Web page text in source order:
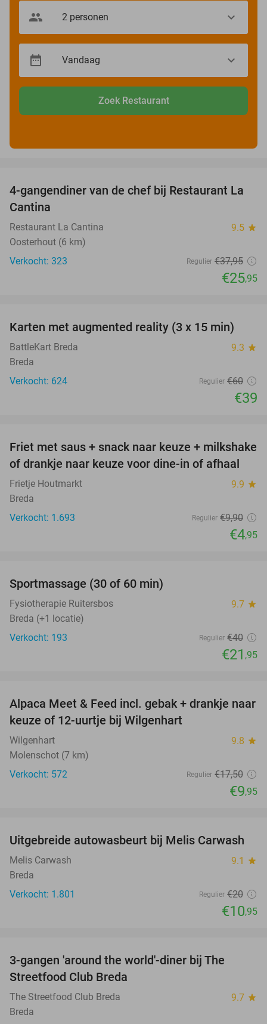
Zoek Restaurant
32%
4-gangendiner van de chef bij Restaurant La
Cantina
Restaurant La Cantina 9.5 star
Oosterhout (6 km)
Verkocht: 323
Regulier €37,95
€25,95
35%
Karten met augmented reality (3 x 15 min)
BattleKart Breda 9.3 star
Breda
Verkocht: 624
Regulier €60
€39
50%
Friet met saus + snack naar keuze + milkshake
of drankje naar keuze voor dine-in of afhaal
Frietje Houtmarkt 9.9 star
Breda
Verkocht: 1.693
Regulier €9,90
€4,95
Sportmassage (30 of 60 min)
Fysiotherapie Ruitersbos 9.7 star
Breda (+1 locatie)
Verkocht: 193
Regulier €40
€21 ,95
43%
Alpaca Meet & Feed incl. gebak + drankje naar
keuze of 12-uurtje bij Wilgenhart
Wilgenhart 9.8 star
Molenschot (7 km)
Verkocht: 572
Regulier €17,50
€9,95
45%
Uitgebreide autowasbeurt bij Melis Carwash
Melis Carwash 9.1 star
Breda
Verkocht: 1.801
Regulier €20
€10,95
3-gangen 'around the world'-diner bij The
Streetfood Club Breda
The Streetfood Club Breda 9.7 star
Breda